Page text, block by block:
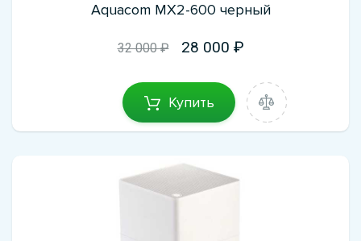
Aquacom MX2-600 черный
32 000 ₽ 28 000
Купить